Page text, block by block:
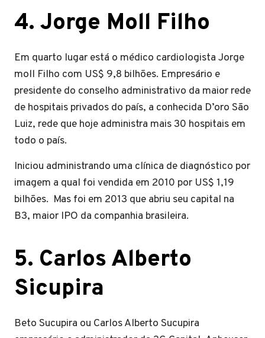
4. Jorge Moll Filho
Em quarto lugar está o médico cardiologista Jorge
moll Filho com US$ 9,8 bilhões. Empresário e
presidente do conselho administrativo da maior rede
de hospitais privados do país, a conhecida D’oro São
Luiz, rede que hoje administra mais 30 hospitais em
todo o país.
Iniciou administrando uma clínica de diagnóstico por
imagem a qual foi vendida em 2010 por US$ 1,19
bilhões. Mas foi em 2013 que abriu seu capital na
B3, maior IPO da companhia brasileira.
5. Carlos Alberto
Sicupira
Beto Sucupira ou Carlos Alberto Sucupira